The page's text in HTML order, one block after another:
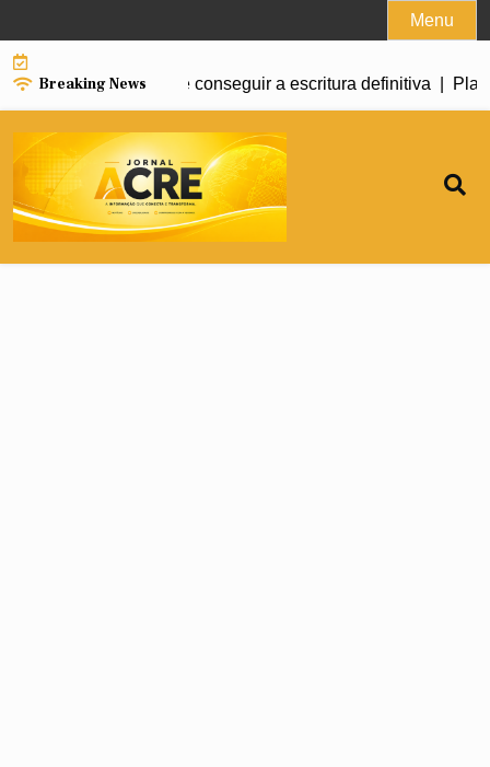
to
content
Menu
Breaking News
um imóvel e conseguir a escritura definitiva |